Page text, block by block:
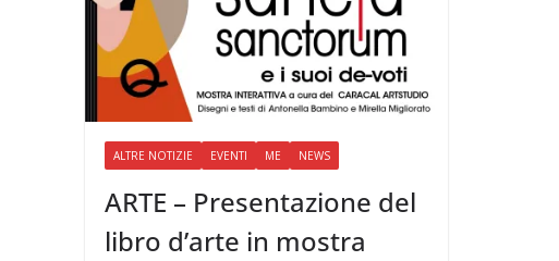
ALTRE NOTIZIE EVENTI ME NEWS
ARTE – Presentazione del
libro d’arte in mostra